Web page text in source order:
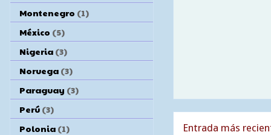
Entrada más
Montenegro (1)
México (5)
Nigeria (3)
Noruega (3)
Paraguay (3)
Perú (3)
Polonia (1)